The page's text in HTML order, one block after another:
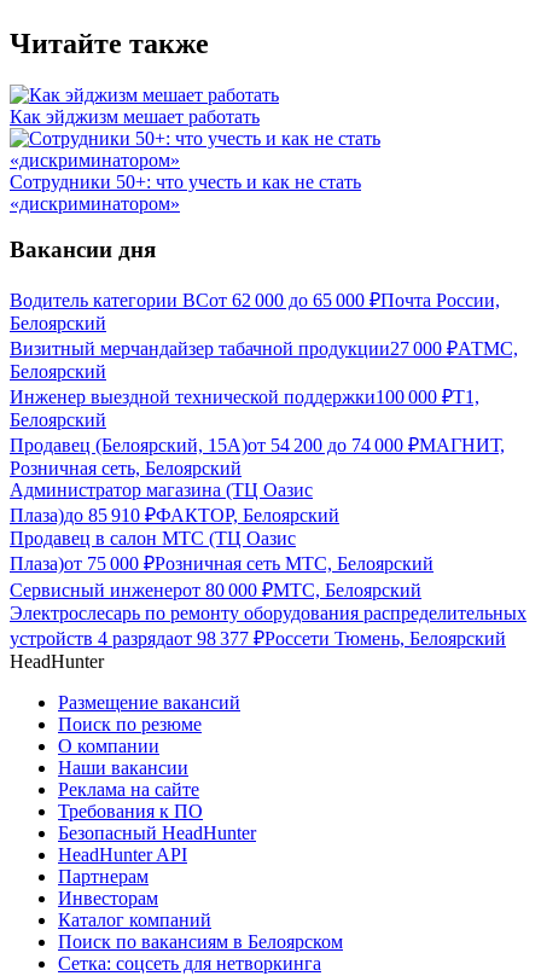
Читайте также
Как эйджизм мешает работать
Сотрудники 50+: что учесть и как не стать
«дискриминатором»
Вакансии дня
Водитель категории ВСот 62 000 до 65 000 ₽Почта России,
Белоярский
Визитный мерчандайзер табачной продукции27 000 ₽АТМС,
Белоярский
Инженер выездной технической поддержки100 000 ₽Т1,
Белоярский
Продавец (Белоярский, 15А)от 54 200 до 74 000 ₽МАГНИТ,
Розничная сеть, Белоярский
Администратор магазина (ТЦ Оазис
Плаза)до 85 910 ₽ФАКТОР, Белоярский
Продавец в салон МТС (ТЦ Оазис
Плаза)от 75 000 ₽Розничная сеть МТС, Белоярский
Сервисный инженерот 80 000 ₽МТС, Белоярский
Электрослесарь по ремонту оборудования распределительных
устройств 4 разрядаот 98 377 ₽Россети Тюмень, Белоярский
HeadHunter
Размещение вакансий
Поиск по резюме
О компании
Наши вакансии
Реклама на сайте
Требования к ПО
Безопасный HeadHunter
HeadHunter API
Партнерам
Инвесторам
Каталог компаний
Поиск по вакансиям в Белоярском
Сетка: соцсеть для нетворкинга